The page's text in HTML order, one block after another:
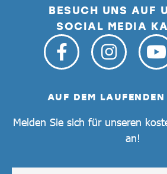
BESUCH UNS AUF
SOCIAL MEDIA
AUF DEM
Melden Sie sich für unseren
an!